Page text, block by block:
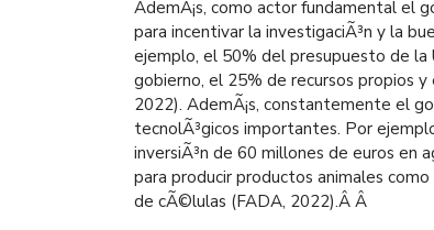
AdemÃ¡s, como actor fundamental el
para incentivar la investigaciÃ³n y la
ejemplo, el 50% del presupuesto de
gobierno, el 25% de recursos propios
2022). AdemÃ¡s, constantemente el
tecnolÃ³gicos importantes. Por
inversiÃ³n de 60 millones de euros en
para producir productos animales
de cÃ©lulas (FADA, 2022).Â Â